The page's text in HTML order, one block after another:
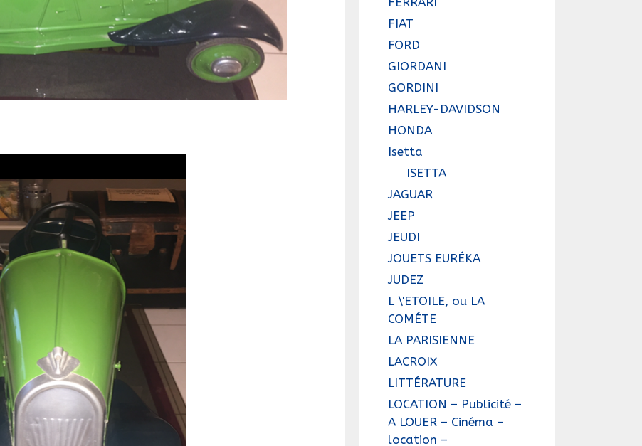
FIAT
FORD
GIORDANI
GORDINI
HARLEY-DAVIDSON
HONDA
Isetta
ISETTA
JAGUAR
JEEP
JEUDI
JOUETS EURÉKA
JUDEZ
L \'ETOILE, ou LA
COMÉTE
LA PARISIENNE
LACROIX
LITTÉRATURE
LOCATION – Publicité –
A LOUER – Cinéma –
location –